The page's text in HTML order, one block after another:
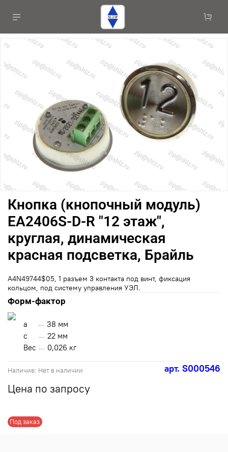
арт. S000546
Наличие: Нет в наличии
Под заказ
Кнопка (кнопочный модуль)
EA2406S-D-R "12 этаж",
круглая, динамическая
красная подсветка, Брайль
Цена по запросу
А4N49744$05, 1 разъем 3 контакта под винт, фиксация
кольцом, под систему управления УЭЛ.
Форм-фактор
a
38 мм
с
22 мм
Вес
0,026 кг